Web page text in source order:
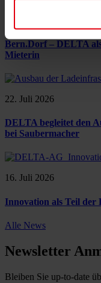
Bern.Dorf – DELTA
Mieterin
22. Juli 2026
DELTA begleitet den
bei Saubermacher
16. Juli 2026
Innovation als Teil
Alle News
Newsletter
Bleiben Sie up-to-date